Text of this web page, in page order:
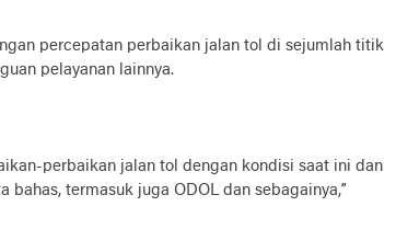
percepatan perbaikan jalan tol di sejumlah titik
pelayanan lainnya.
perbaikan jalan tol dengan kondisi saat ini dan
termasuk juga ODOL dan sebagainya,”